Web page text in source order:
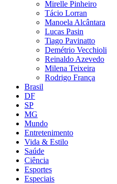
Mirelle Pinheiro
Tácio Lorran
Manoela Alcântara
Lucas Pasin
Tiago Pavinatto
Demétrio Vecchioli
Reinaldo Azevedo
Milena Teixeira
Rodrigo França
Brasil
DF
SP
MG
Mundo
Entretenimento
Vida & Estilo
Saúde
Ciência
Esportes
Especiais